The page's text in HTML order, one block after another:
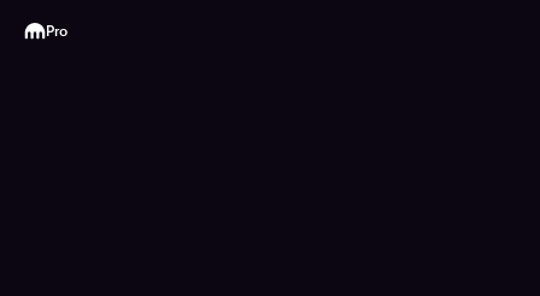
Kraken
Pro